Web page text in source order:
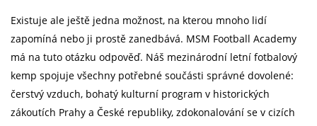
Existuje ale ještě jedna možnost, na kterou mnoho lidí
zapomíná nebo ji prostě zanedbává. MSM Football Academy
má na tuto otázku odpověď. Náš mezinárodní letní fotbalový
kemp spojuje všechny potřebné součásti správné dovolené:
čerstvý vzduch, bohatý kulturní program v historických
zákoutích Prahy a České republiky, zdokonalování se v cizích